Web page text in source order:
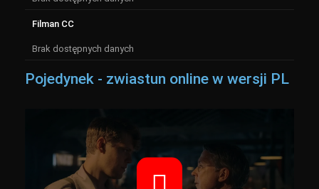
Filman CC
Brak dostępnych danych
Pojedynek - zwiastun online w wersji PL